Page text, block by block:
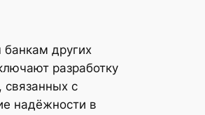
банкам других
разработку
связанных с
надёжности в